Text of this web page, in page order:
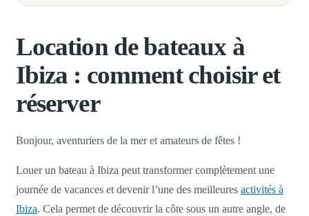
Location de bateaux à
Ibiza : comment choisir et
réserver
Bonjour, aventuriers de la mer et amateurs de fêtes !
Louer un bateau à Ibiza peut transformer complètement une
journée de vacances et devenir l’une des meilleures activités à
Ibiza. Cela permet de découvrir la côte sous un autre angle, de